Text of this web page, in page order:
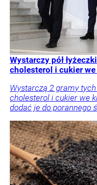
Wystarczy pół
cholesterol i cukier
Wystarczą 2 gramy
cholesterol i cukier we
dodać je do porannego